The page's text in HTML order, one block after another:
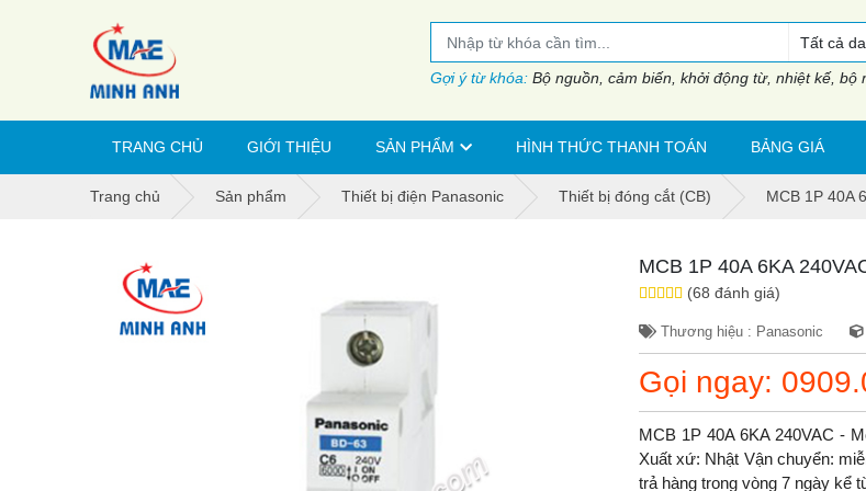
Tất cả
Gợi ý từ khóa: Bộ nguồn, cảm biến, khởi động từ, nhiệt kế, bộ
TRANG CHỦ GIỚI THIỆU SẢN PHẨM HÌNH THỨC THANH TOÁN BẢNG GIÁ
Trang chủ Sản phẩm Thiết bị điện Panasonic Thiết bị đóng cắt (CB) MCB 1P 40A
MCB 1P 40A 6KA
(68 đánh giá)
Thương hiệu : Panasonic
Gọi ngay:
MCB 1P 40A 6KA 240VAC -
Xuất xứ: Nhật Vận chuyển:
trả hàng trong vòng 7 ngày kể